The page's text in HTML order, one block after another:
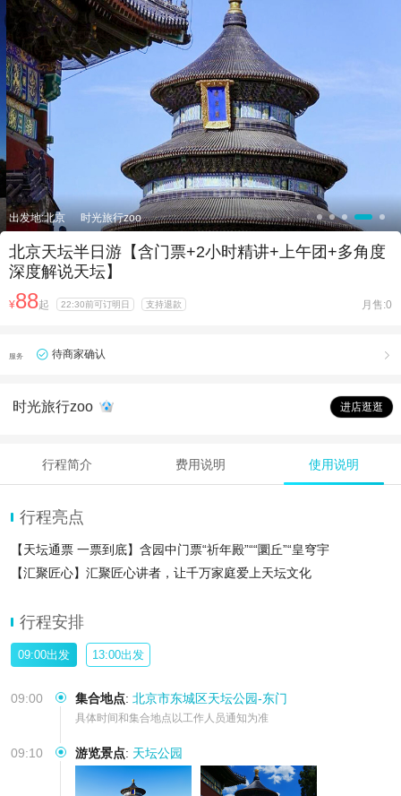
出发地:北京 时光旅行zoo
北京天坛半日游【含门票+2小时精讲+上午团+多角度
深度解说天坛】
¥88起 22:30前可订明日 支持退款 月售:0
服务 待商家确认 
时光旅行zoo 进店逛逛
行程简介 费用说明 使用说明
行程亮点
【天坛通票 一票到底】含园中门票“祈年殿”““圜丘”“皇穹宇
【汇聚匠心】汇聚匠心讲者，让千万家庭爱上天坛文化
行程安排
09:00出发 13:00出发
09:00 集合地点: 北京市东城区天坛公园-东门
具体时间和集合地点以工作人员通知为准
09:10 游览景点: 天坛公园
